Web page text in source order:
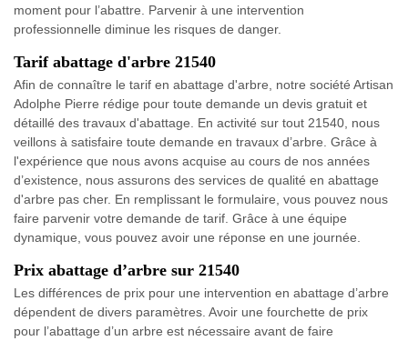
moment pour l’abattre. Parvenir à une intervention
professionnelle diminue les risques de danger.
Tarif abattage d'arbre 21540
Afin de connaître le tarif en abattage d'arbre, notre société Artisan
Adolphe Pierre rédige pour toute demande un devis gratuit et
détaillé des travaux d'abattage. En activité sur tout 21540, nous
veillons à satisfaire toute demande en travaux d’arbre. Grâce à
l'expérience que nous avons acquise au cours de nos années
d’existence, nous assurons des services de qualité en abattage
d'arbre pas cher. En remplissant le formulaire, vous pouvez nous
faire parvenir votre demande de tarif. Grâce à une équipe
dynamique, vous pouvez avoir une réponse en une journée.
Prix abattage d’arbre sur 21540
Les différences de prix pour une intervention en abattage d’arbre
dépendent de divers paramètres. Avoir une fourchette de prix
pour l’abattage d’un arbre est nécessaire avant de faire